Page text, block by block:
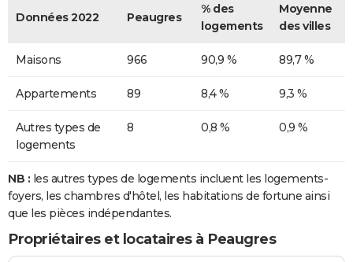
Données 2022 Peaugres
% des
logements
Moyenne
des villes
Maisons 966 90,9 % 89,7 %
Appartements 89 8,4 % 9,3 %
Autres types de
logements
8 0,8 % 0,9 %
NB : les autres types de logements incluent les logements-
foyers, les chambres d'hôtel, les habitations de fortune ainsi
que les pièces indépendantes.
Propriétaires et locataires à Peaugres